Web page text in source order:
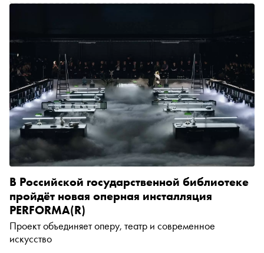
деле являются таинственные «ущи»
В Российской государственной библиотеке
пройдёт новая оперная инсталляция
PERFORMA(R)
Проект объединяет оперу, театр и современное
искусство